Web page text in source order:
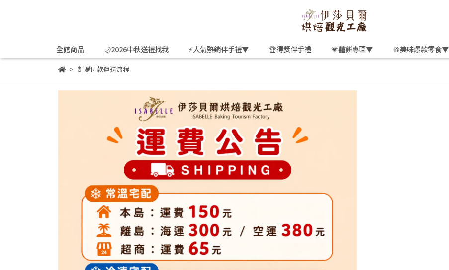
全館商品 🌙2026中秋送禮找我 ⚡人氣熱銷伴手禮▼ 🏆得獎伴手禮 💗囍餅專區▼ 🍪美味爆款零食▼
訂購付款運送流程